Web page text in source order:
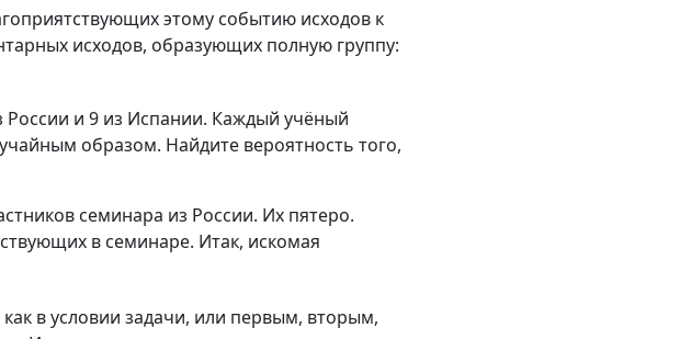
этому событию исходов к
исходов, образующих полную группу:
России и 9 из Испании. Каждый учёный
образом. Найдите вероятность того,
семинара из России. Их пятеро.
в семинаре. Итак, искомая
в условии задачи, или первым, вторым,